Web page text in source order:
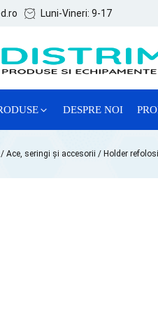
Luni-Vineri: 9-17
DESPRE NOI
/ Ace, seringi și accesorii / Holder